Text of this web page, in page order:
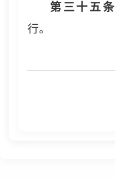
第三十五条
行。